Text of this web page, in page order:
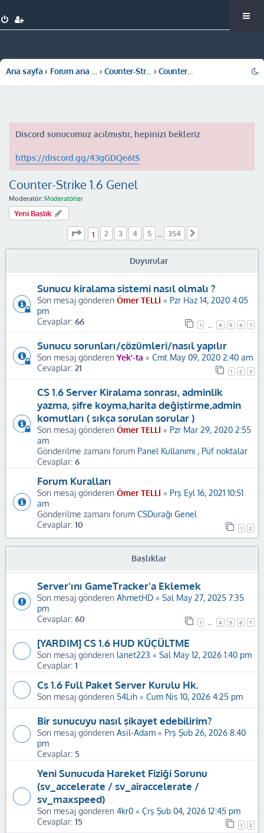
Ana sayfa Counter-Strike 1.6 Counter-Strike 1.6 Genel
Discord sunucumuz açılmıştır, hepinizi bekleriz
https://discord.gg/43gGDQe6tS
Counter-Strike 1.6 Genel
Moderatör: Moderatörler
Yeni Başlık
. sayfa (Toplam 354 sayfa)
1 2 3 4 5 … 354
Duyurular
Sunucu kiralama sistemi nasıl olmalı ?
Son mesaj gönderen Ömer TELLİ « Pzr Haz 14, 2020 4:05
pm
Cevaplar: 66 1 4 5 6 7
Sunucu sorunları/çözümleri/nasıl yapılır
Son mesaj gönderen Yek'-ta « Cmt May 09, 2020 2:40 am
Cevaplar: 21 1 2 3
CS 1.6 Server Kiralama sonrası, adminlik
yazma, şifre koyma,harita değiştirme,admin
komutları ( sıkça sorulan sorular )
Son mesaj gönderen Ömer TELLİ « Pzr Mar 29, 2020 2:55
am
Gönderilme zamanı forum Panel Kullanımı , Püf noktalar
Cevaplar: 6
Forum Kuralları
Son mesaj gönderen Ömer TELLİ « Prş Eyl 16, 2021 10:51
am
Gönderilme zamanı forum CSDurağı Genel
Cevaplar: 10 1 2
Başlıklar
Server'ını GameTracker'a Eklemek
Son mesaj gönderen AhmetHD « Sal May 27, 2025 7:35
pm
Cevaplar: 60 1 4 5 6 7
[YARDIM] CS 1.6 HUD KÜÇÜLTME
Son mesaj gönderen lanet223 « Sal May 12, 2026 1:40 pm
Cevaplar: 1
Cs 1.6 Full Paket Server Kurulu Hk.
Son mesaj gönderen 54Lih « Cum Nis 10, 2026 4:25 pm
Bir sunucuyu nasıl şikayet edebilirim?
Son mesaj gönderen Asil-Adam « Prş Şub 26, 2026 8:40
pm
Cevaplar: 5
Yeni Sunucuda Hareket Fiziği Sorunu
(sv_accelerate / sv_airaccelerate /
sv_maxspeed)
Son mesaj gönderen 4kr0 « Çrş Şub 04, 2026 12:45 pm
Cevaplar: 15 1 2